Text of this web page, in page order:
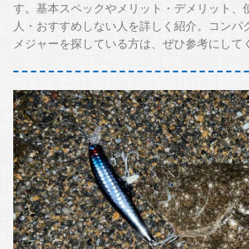
す。基本スペックやメリット・デメリット、
人・おすすめしない人を詳しく紹介。コンパ
メジャーを探している方は、ぜひ参考にして